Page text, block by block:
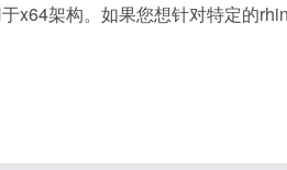
x64架构。如果您想针对特定的